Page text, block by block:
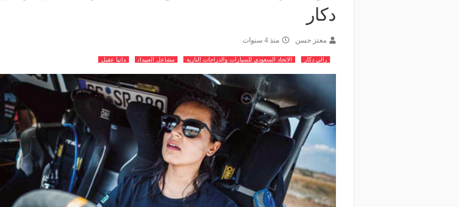
دكار
معتز حسن منذ 4 سنوات
رالي دكار الاتحاد السعودي للسيارات والدراجات النارية مشاعل العبيدان دانيا عقيل